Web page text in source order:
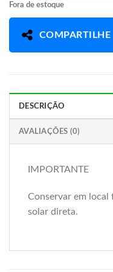
Fora de estoque
COMPARTILHE
DESCRIÇÃO
AVALIAÇÕES (0)
IMPORTANTE
Conservar em local
solar direta.